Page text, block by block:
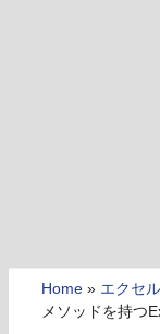
Home » エクセ
メソッドを持つ